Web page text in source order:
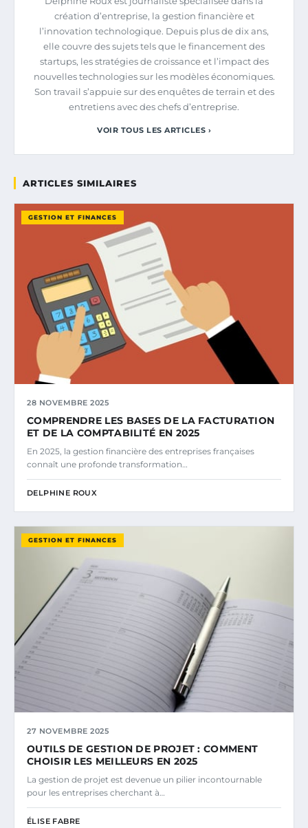
création d’entreprise, la gestion financière et
l’innovation technologique. Depuis plus de dix ans,
elle couvre des sujets tels que le financement des
startups, les stratégies de croissance et l’impact des
nouvelles technologies sur les modèles économiques.
Son travail s’appuie sur des enquêtes de terrain et des
entretiens avec des chefs d’entreprise.
VOIR TOUS LES ARTICLES ›
ARTICLES SIMILAIRES
GESTION ET FINANCES
28 NOVEMBRE 2025
COMPRENDRE LES BASES DE LA FACTURATION
ET DE LA COMPTABILITÉ EN 2025
En 2025, la gestion financière des entreprises françaises
connaît une profonde transformation…
DELPHINE ROUX
GESTION ET FINANCES
27 NOVEMBRE 2025
OUTILS DE GESTION DE PROJET : COMMENT
CHOISIR LES MEILLEURS EN 2025
La gestion de projet est devenue un pilier incontournable
pour les entreprises cherchant à…
ÉLISE FABRE